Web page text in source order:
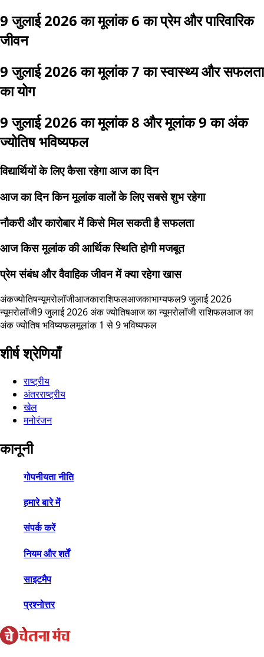
9 जुलाई 2026 का मूलांक 6 का प्रेम और पारिवारिक
जीवन
9 जुलाई 2026 का मूलांक 7 का स्वास्थ्य और सफलता
का योग
9 जुलाई 2026 का मूलांक 8 और मूलांक 9 का अंक
ज्योतिष भविष्यफल
विद्यार्थियों के लिए कैसा रहेगा आज का दिन
आज का दिन किन मूलांक वालों के लिए सबसे शुभ रहेगा
नौकरी और कारोबार में किसे मिल सकती है सफलता
आज किस मूलांक की आर्थिक स्थिति होगी मजबूत
प्रेम संबंध और वैवाहिक जीवन में क्या रहेगा खास
अंकज्योतिषन्यूमरोलॉजीआजकाराशिफलआजकाभाग्यफल9 जुलाई 2026
न्यूमरोलॉजी9 जुलाई 2026 अंक ज्योतिषआज का न्यूमरोलॉजी राशिफलआज का
अंक ज्योतिष भविष्यफलमूलांक 1 से 9 भविष्यफल
शीर्ष श्रेणियाँ
राष्ट्रीय
अंतरराष्ट्रीय
खेल
मनोरंजन
कानूनी
गोपनीयता नीति
हमारे बारे में
संपर्क करें
नियम और शर्तें
साइटमैप
प्रश्नोत्तर